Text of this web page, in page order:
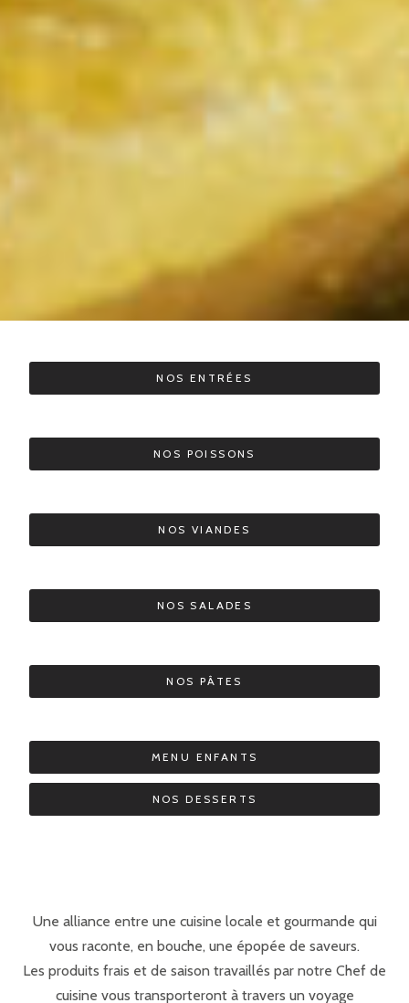
NOS ENTRÉES
NOS POISSONS
NOS VIANDES
NOS SALADES
NOS PÂTES
MENU ENFANTS
NOS DESSERTS
Une alliance entre une cuisine locale et gourmande qui
vous raconte, en bouche, une épopée de saveurs.
Les produits frais et de saison travaillés par notre Chef de
cuisine vous transporteront à travers un voyage